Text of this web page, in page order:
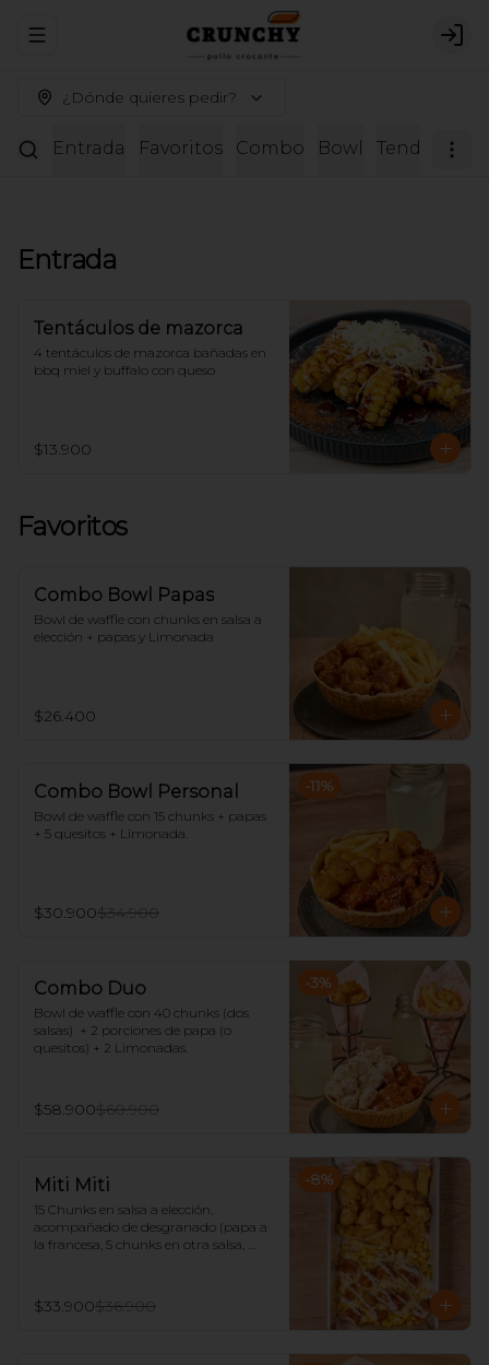
Abrir menu de navegación
¿Dónde quieres pedir?
Entrada Favoritos Combo Bowl Tenders
Entrada
Tentáculos de mazorca
4 tentáculos de mazorca bañadas en
bbq miel y buffalo con queso
$13.900
Favoritos
Combo Bowl Papas
Bowl de waffle con chunks en salsa a
elección + papas y Limonada
$26.400
-11%
Combo Bowl Personal
Bowl de waffle con 15 chunks + papas
+ 5 quesitos + Limonada.
$30.900$34.900
-3%
Combo Duo
Bowl de waffle con 40 chunks (dos
salsas)  + 2 porciones de papa (o
quesitos) + 2 Limonadas.
$58.900$60.900
-8%
Miti Miti
15 Chunks en salsa a elección,
acompañado de desgranado (papa a
la francesa, 5 chunks en otra salsa,
$33.900$36.900